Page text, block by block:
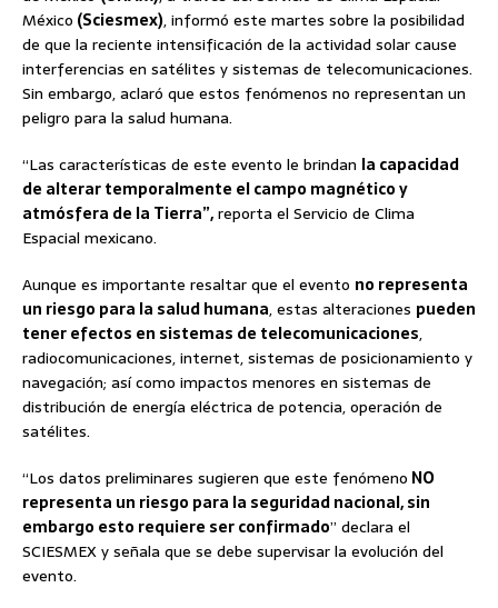
México (Sciesmex), informó este martes sobre la posibilidad
de que la reciente intensificación de la actividad solar cause
interferencias en satélites y sistemas de telecomunicaciones.
Sin embargo, aclaró que estos fenómenos no representan un
peligro para la salud humana.
“Las características de este evento le brindan la capacidad
de alterar temporalmente el campo magnético y
atmósfera de la Tierra”,reporta el Servicio de Clima
Espacial mexicano.
Aunque es importante resaltar que el evento no representa
un riesgo para la salud humana, estas alteraciones pueden
tener efectos en sistemas de telecomunicaciones,
radiocomunicaciones, internet, sistemas de posicionamiento y
navegación; así como impactos menores en sistemas de
distribución de energía eléctrica de potencia, operación de
satélites.
“Los datos preliminares sugieren que este fenómeno NO
representa un riesgo para la seguridad nacional, sin
embargo esto requiere ser confirmado” declara el
SCIESMEX y señala que se debe supervisar la evolución del
evento.